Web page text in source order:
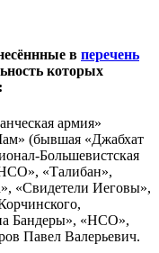
в перечень
которых
армия»
(бывшая «Джабхат
Большевистская
«Талибан»,
«Свидетели Иеговы»,
Бандеры», «НСО»,
Павел Валерьевич.